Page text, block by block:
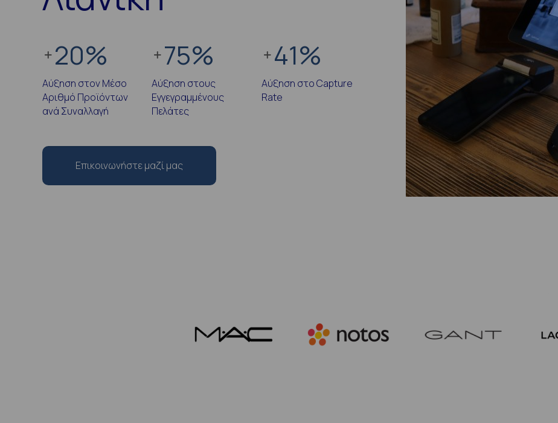
20%
Αύξηση στον Μέσο
Αριθμό Προϊόντων
ανά Συναλλαγή
75%
Αύξηση στους
Εγγεγραμμένους
Πελάτες
41%
Αύξηση στο Capture
Rate
Επικοινωνήστε μαζί μας